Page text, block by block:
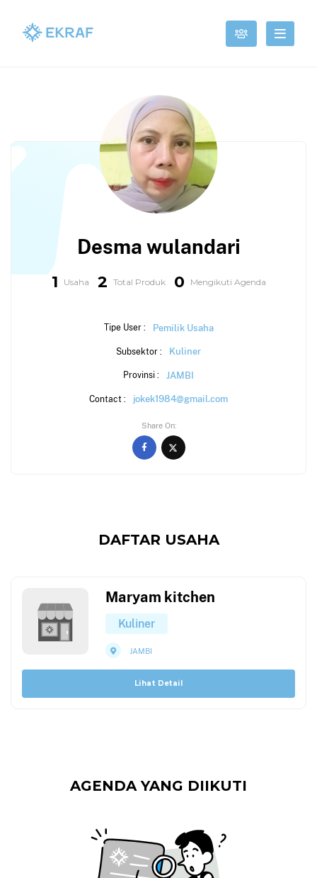
Desma wulandari
1 Usaha 2 Total Produk 0 Mengikuti Agenda
Tipe User : Pemilik Usaha
Subsektor : Kuliner
Provinsi : JAMBI
Contact : jokek1984@gmail.com
Share On
DAFTAR USAHA
Maryam kitchen
Kuliner
JAMBI
Lihat Detail
AGENDA YANG DIIKUTI